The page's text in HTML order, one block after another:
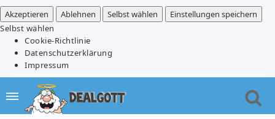
Akzeptieren
Ablehnen Selbst wählen
Einstellungen speichern
Selbst wählen
Cookie-Richtlinie
Datenschutzerklärung
Impressum